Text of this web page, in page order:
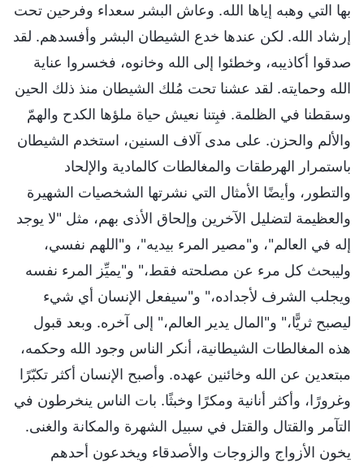
بها التي وهبه إياها الله. وعاش البشر سعداء وفرحين تحت
إرشاد الله. لكن عندها خدع الشيطان البشر وأفسدهم. لقد
صدقوا أكاذيبه، وخطئوا إلى الله وخانوه، فخسروا عناية
الله وحمايته. لقد عشنا تحت مُلك الشيطان منذ ذلك الحين
وسقطنا في الظلمة. فبِتنا نعيش حياة ملؤها الكدح والهمّ
والألم والحزن. على مدى آلاف السنين، استخدم الشيطان
باستمرار الهرطقات والمغالطات كالمادية والإلحاد
والتطور، وأيضًا الأمثال التي نشرتها الشخصيات الشهيرة
والعظيمة لتضليل الآخرين وإلحاق الأذى بهم، مثل "لا يوجد
إله في العالم"، و"مصير المرء بيديه"، و"اللهم نفسي،
وليبحث كل مرء عن مصلحته فقط،" و"يميِّز المرء نفسه
ويجلب الشرف لأجداده،" و"سيفعل الإنسان أي شيء
ليصبح ثريًّا،" و"المال يدير العالم،" إلى آخره. وبعد قبول
هذه المغالطات الشيطانية، أنكر الناس وجود الله وحكمه،
مبتعدين عن الله وخائنين عهده. وأصبح الإنسان أكثر تكبّرًا
وغرورًا، وأكثر أنانية ومكرًا وخبثًا. بات الناس ينخرطون في
التآمر والقتال والقتل في سبيل الشهرة والمكانة والغنى.
يخون الأزواج والزوجات والأصدقاء ويخدعون أحدهم